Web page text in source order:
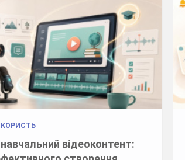
КОРИСТЬ
відеоконтент: